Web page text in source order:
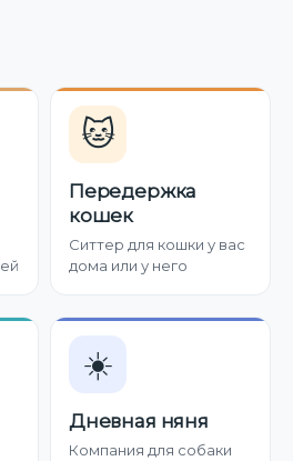
🐱
Передержка
кошек
Ситтер для кошки у вас
дома или у него
☀️
Дневная няня
Компания для собаки